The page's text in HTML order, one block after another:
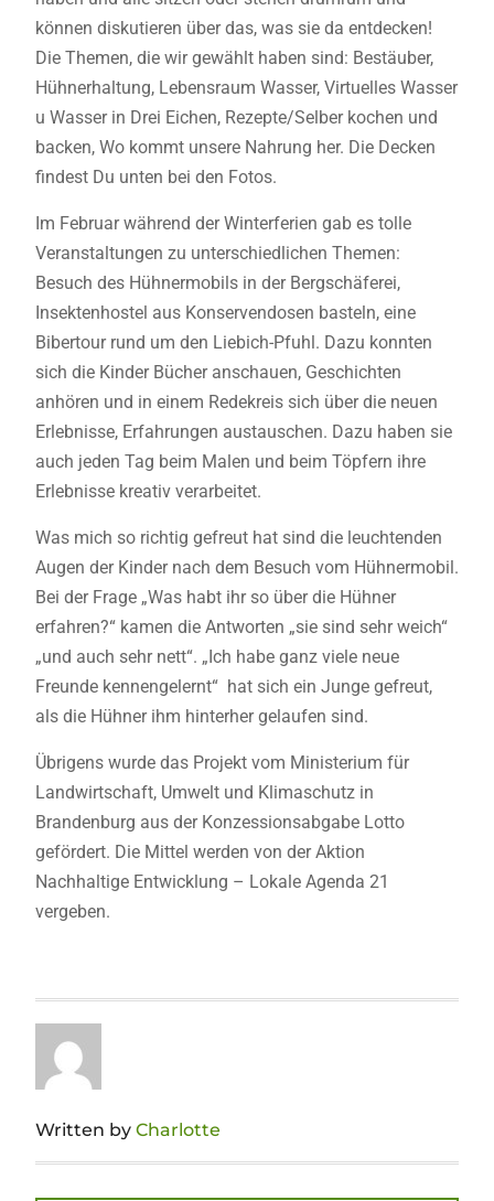
können diskutieren über das, was sie da entdecken!
Die Themen, die wir gewählt haben sind: Bestäuber,
Hühnerhaltung, Lebensraum Wasser, Virtuelles Wasser
u Wasser in Drei Eichen, Rezepte/Selber kochen und
backen, Wo kommt unsere Nahrung her. Die Decken
findest Du unten bei den Fotos.
Im Februar während der Winterferien gab es tolle
Veranstaltungen zu unterschiedlichen Themen:
Besuch des Hühnermobils in der Bergschäferei,
Insektenhostel aus Konservendosen basteln, eine
Bibertour rund um den Liebich-Pfuhl. Dazu konnten
sich die Kinder Bücher anschauen, Geschichten
anhören und in einem Redekreis sich über die neuen
Erlebnisse, Erfahrungen austauschen. Dazu haben sie
auch jeden Tag beim Malen und beim Töpfern ihre
Erlebnisse kreativ verarbeitet.
Was mich so richtig gefreut hat sind die leuchtenden
Augen der Kinder nach dem Besuch vom Hühnermobil.
Bei der Frage „Was habt ihr so über die Hühner
erfahren?“ kamen die Antworten „sie sind sehr weich“
„und auch sehr nett“. „Ich habe ganz viele neue
Freunde kennengelernt“ hat sich ein Junge gefreut,
als die Hühner ihm hinterher gelaufen sind.
Übrigens wurde das Projekt vom Ministerium für
Landwirtschaft, Umwelt und Klimaschutz in
Brandenburg aus der Konzessionsabgabe Lotto
gefördert. Die Mittel werden von der Aktion
Nachhaltige Entwicklung – Lokale Agenda 21
vergeben.
Written by Charlotte